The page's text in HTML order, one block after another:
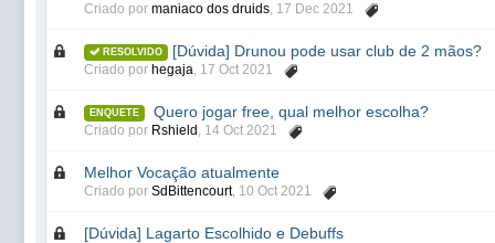
Criado por maniaco dos druids, 17 Dec 2021
RESOLVIDO [Dúvida] Drunou pode usar club de 2 mãos?
Criado por hegaja, 17 Oct 2021
ENQUETE Quero jogar free, qual melhor escolha?
Criado por Rshield , 14 Oct 2021
Melhor Vocação atualmente
Criado por SdBittencourt, 10 Oct 2021
[Dúvida] Lagarto Escolhido e Debuffs